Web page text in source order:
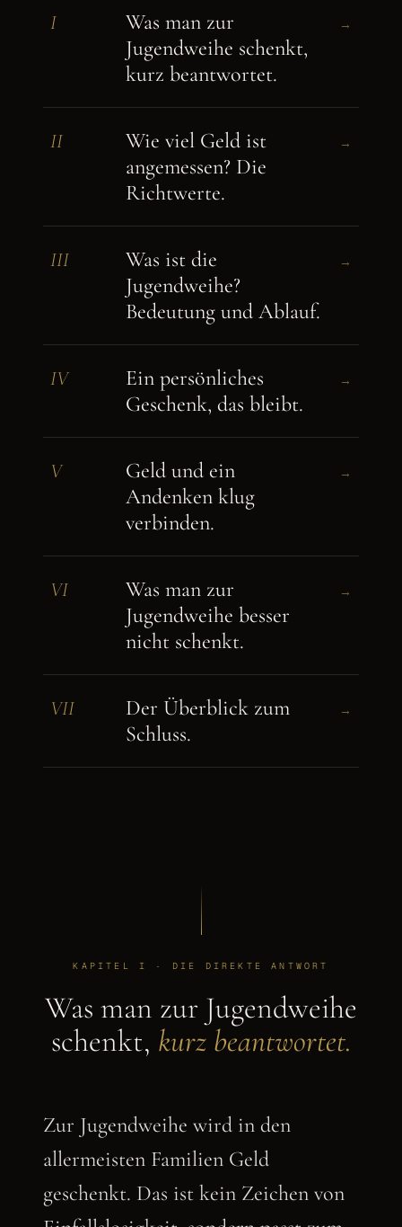
I
Was man zur
Jugendweihe schenkt,
kurz beantwortet.
→
II
Wie viel Geld ist
angemessen? Die
Richtwerte.
→
III
Was ist die
Jugendweihe?
Bedeutung und Ablauf.
→
IV
Ein persönliches
Geschenk, das bleibt.
→
V
Geld und ein
Andenken klug
verbinden.
→
VI
Was man zur
Jugendweihe besser
nicht schenkt.
→
VII
Der Überblick zum
Schluss.
→
KAPITEL I · DIE DIREKTE ANTWORT
Was man zur Jugendweihe
schenkt, kurz beantwortet.
Zur Jugendweihe wird in den
allermeisten Familien Geld
geschenkt. Das ist kein Zeichen von